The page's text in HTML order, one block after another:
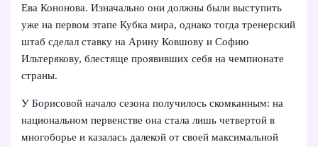
Ева Кононова. Изначально они должны были выступить
уже на первом этапе Кубка мира, однако тогда тренерский
штаб сделал ставку на Арину Ковшову и Софию
Ильтерякову, блестяще проявивших себя на чемпионате
страны.
У Борисовой начало сезона получилось скомканным: на
национальном первенстве она стала лишь четвертой в
многоборье и казалась далекой от своей максимальной